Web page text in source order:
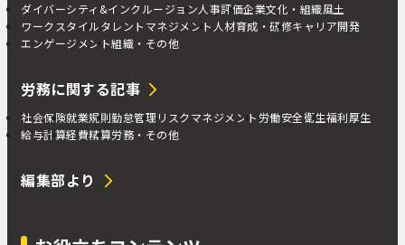
ダイバーシティ&インクルージョン人事評価企業文化・組織風土
ワークスタイルタレントマネジメント 人材育成・研修キャリア開発
エンゲージメント組織・その他
労務に関する記事
社会保険就業規則勤怠管理 リスクマネジメント 労働安全衛生福利厚生
給与計算経費精算労務・その他
編集部より